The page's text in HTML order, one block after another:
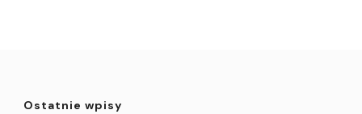
Ostatnie wpisy